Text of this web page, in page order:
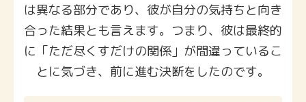
は異なる部分であり、彼が自分の気持ちと向き
合った結果とも言えます。つまり、彼は最終的
に「ただ尽くすだけの関係」が間違っているこ
とに気づき、前に進む決断をしたのです。